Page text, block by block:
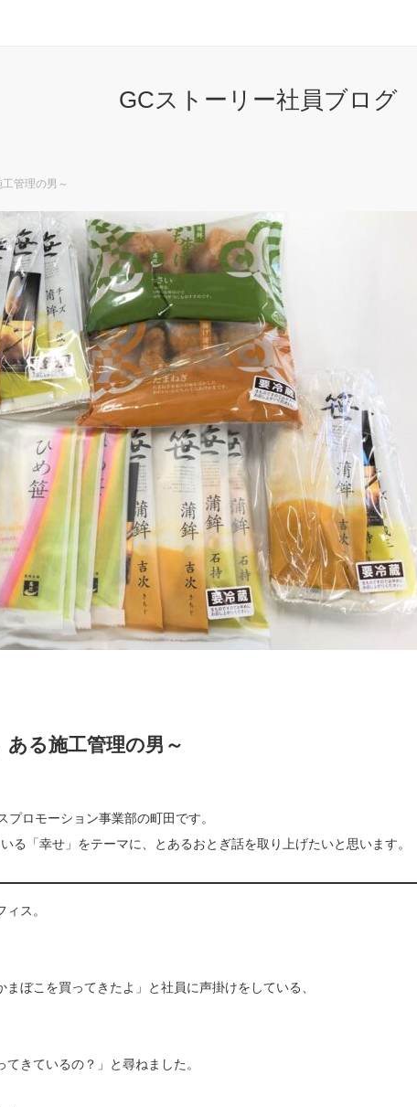
GCストーリー社員ブログ
管理の男～
る施工管理の男～
ロモーション事業部の町田です。
る「幸せ」をテーマに、とあるおとぎ話を取り上げたいと思います。
ス。
まぼこを買ってきたよ」と社員に声掛けをしている、
きているの？」と尋ねました。